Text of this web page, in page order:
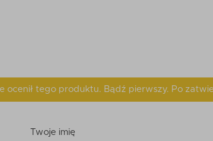
ocenił tego produktu. Bądź pierwszy. Po
Twoje imię